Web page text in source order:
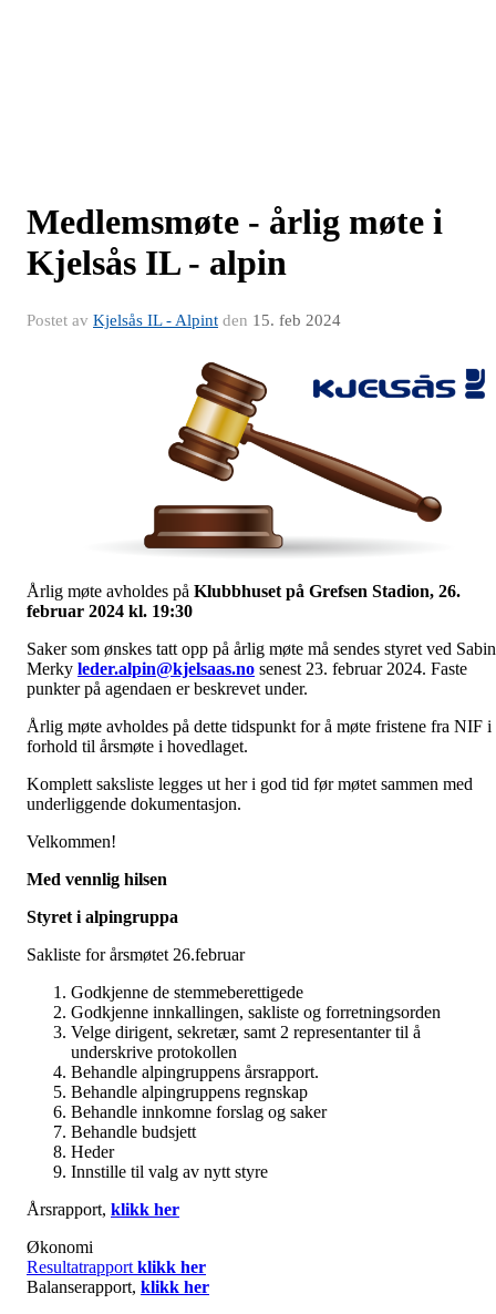
Medlemsmøte - årlig møte i
Kjelsås IL - alpin
Postet av Kjelsås IL - Alpint den 15. feb 2024
Årlig møte avholdes på Klubbhuset på Grefsen Stadion, 26.
februar 2024 kl. 19:30
Saker som ønskes tatt opp på årlig møte må sendes styret ved
Merky leder.alpin@kjelsaas.no senest 23. februar 2024. Faste
punkter på agendaen er beskrevet under.
Årlig møte avholdes på dette tidspunkt for å møte fristene fra NIF i
forhold til årsmøte i hovedlaget.
Komplett saksliste legges ut her i god tid før møtet sammen med
underliggende dokumentasjon.
Velkommen!
Med vennlig hilsen
Styret i alpingruppa
Sakliste for årsmøtet 26.februar
Godkjenne de stemmeberettigede
Godkjenne innkallingen, sakliste og forretningsorden
Velge dirigent, sekretær, samt 2 representanter til å
underskrive protokollen
Behandle alpingruppens årsrapport.
Behandle alpingruppens regnskap
Behandle innkomne forslag og saker
Behandle budsjett
Heder
Innstille til valg av nytt styre
Årsrapport, klikk her
Økonomi
Resultatrapportklikk her
Balanserapport, klikk her